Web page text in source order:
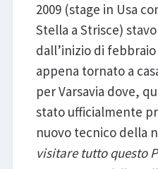
2009 (stage in Usa
Stella a Strisce)
dall’inizio di febbraio
appena tornato a
per Varsavia dove,
stato ufficialmente
nuovo tecnico della
visitare tutto questo